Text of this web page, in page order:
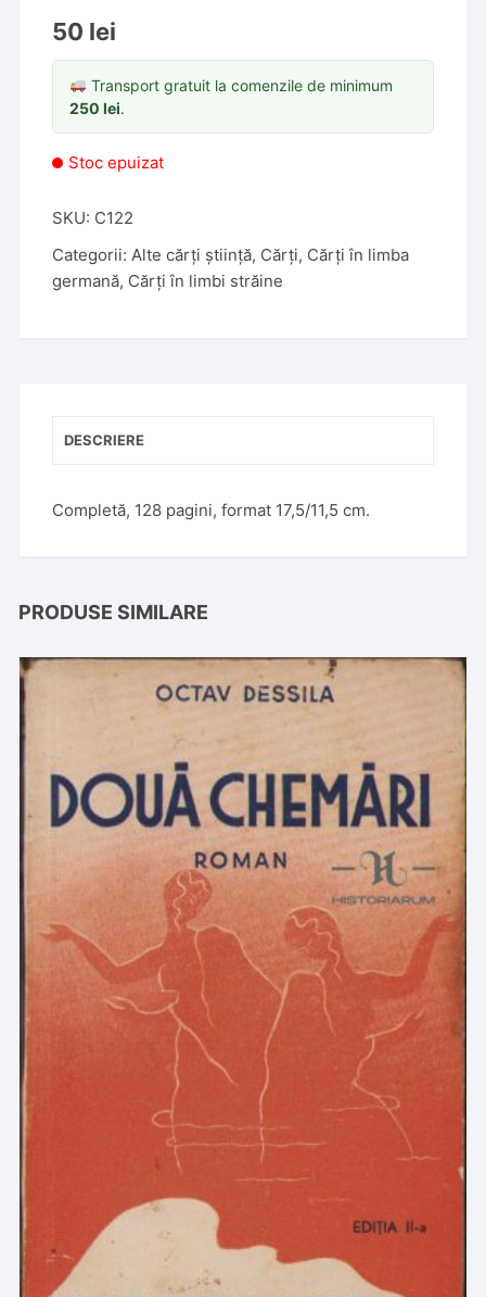
50 lei
Transport gratuit la comenzile de minimum
250lei.
Stoc epuizat
SKU: C122
Categorii:Alte cărți știință, Cărți, Cărți în limba
germană, Cărți în limbi străine
DESCRIERE
Completă, 128 pagini, format 17,5/11,5 cm.
PRODUSE SIMILARE